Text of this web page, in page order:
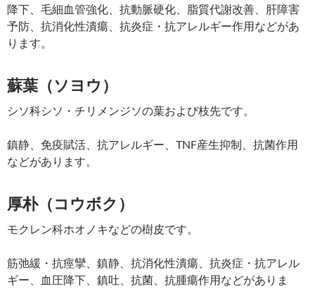
降下、毛細血管強化、抗動脈硬化、脂質代謝改善、肝障害
予防、抗消化性潰瘍、抗炎症・抗アレルギー作用などがあ
ります。
蘇葉（ソヨウ）
シソ科シソ・チリメンジソの葉および枝先です。
鎮静、免疫賦活、抗アレルギー、TNF産生抑制、抗菌作用
などがあります。
厚朴（コウボク）
モクレン科ホオノキなどの樹皮です。
筋弛緩・抗痙攣、鎮静、抗消化性潰瘍、抗炎症・抗アレル
ギー、血圧降下、鎮吐、抗菌、抗腫瘍作用などがありま